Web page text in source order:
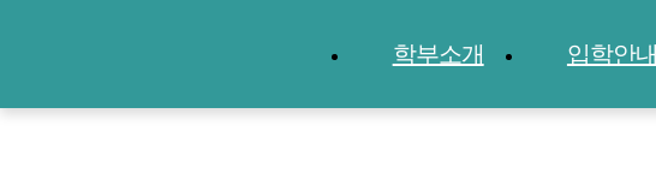
학부소개 입학안내